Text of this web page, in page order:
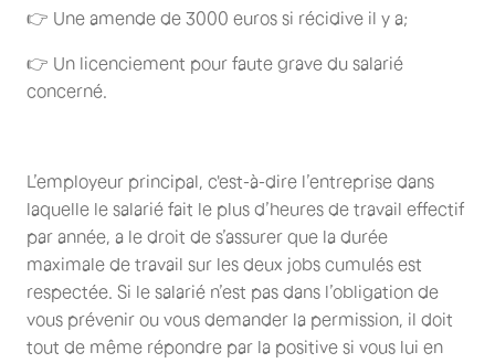
👉 Une amende de 3000 euros si récidive il y a;
👉 Un licenciement pour faute grave du salarié
concerné.
L’employeur principal, c'est-à-dire l’entreprise dans
laquelle le salarié fait le plus d’heures de travail effectif
par année, a le droit de s’assurer que la durée
maximale de travail sur les deux jobs cumulés est
respectée. Si le salarié n’est pas dans l’obligation de
vous prévenir ou vous demander la permission, il doit
tout de même répondre par la positive si vous lui en